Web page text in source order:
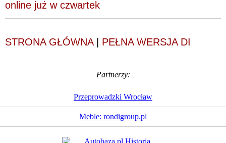
online już w czwartek
STRONA GŁÓWNA| PEŁNA WERSJA DI
Partnerzy:
Przeprowadzki Wrocław
Meble: rondigroup.pl